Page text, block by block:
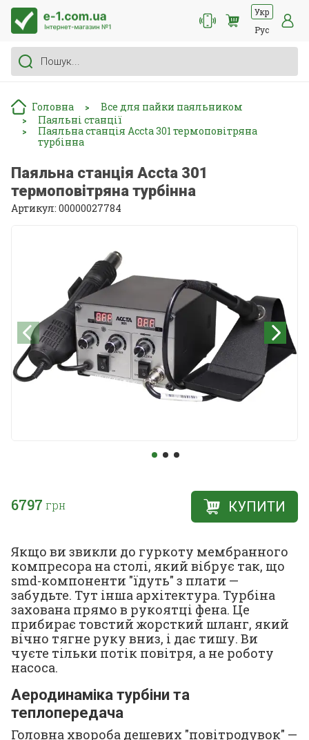
Укр
Рус
Головна > Все для пайки паяльником
> Паяльні станції
>
Паяльна станція Accta 301 термоповітряна
турбінна
Паяльна станція Accta 301
термоповітряна турбінна
Артикул: 00000027784
6797 грн КУПИТИ
Якщо ви звикли до гуркоту мембранного
компресора на столі, який вібрує так, що
smd-компоненти "їдуть" з плати —
забудьте. Тут інша архітектура. Турбіна
захована прямо в рукоятці фена. Це
прибирає товстий жорсткий шланг, який
вічно тягне руку вниз, і дає тишу. Ви
чуєте тільки потік повітря, а не роботу
насоса.
Аеродинаміка турбіни та
теплопередача
Головна хвороба дешевих "повітродувок" —